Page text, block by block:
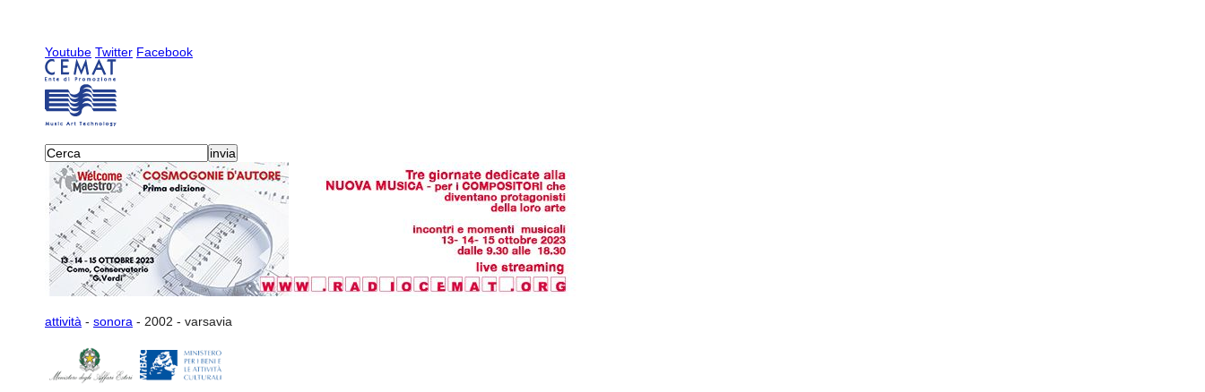
Youtube Twitter Facebook
attività - sonora - 2002 - varsavia